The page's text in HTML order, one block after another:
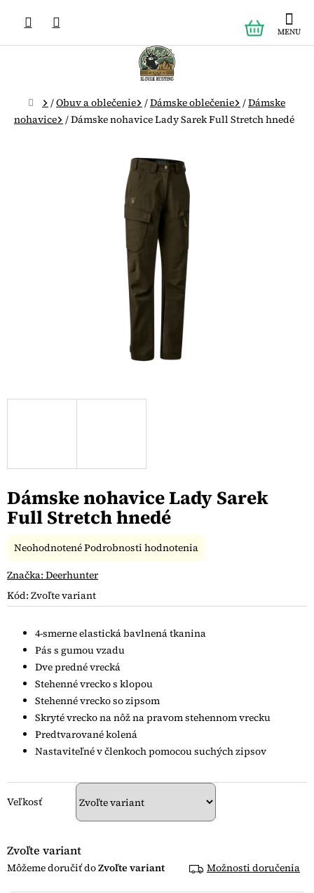
obsah
KOŠÍK
Domov
/Obuv a oblečenie /Dámske oblečenie /Dámske
nohavice /Dámske nohavice Lady Sarek Full Stretch hnedé
Dámske nohavice Lady Sarek
Full Stretch hnedé
Kód: Zvoľte variant
Veľkosť
Zvoľte variant
Zvoľte variant Možnosti doručenia
4-smerne elastická bavlnená tkanina
Pás s gumou vzadu
Dve predné vrecká
Stehenné vrecko s klopou
Stehenné vrecko so zipsom
Skryté vrecko na nôž na pravom stehennom vrecku
Predtvarované kolená
Nastaviteľné v členkoch pomocou suchých zipsov
Priemerné
produktu
0,0
hviezdičiek.
NeohodnotenéPodrobnosti hodnotenia
Značka: Deerhunter